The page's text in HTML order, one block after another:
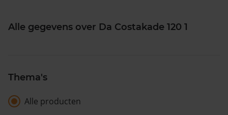
Alle gegevens over Da Costakade 120 1
Thema's
Alle producten